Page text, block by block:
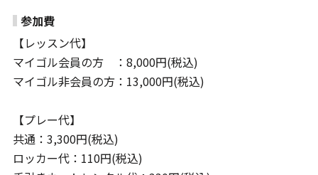
参加費
【レッスン代】
マイゴル会員の方 ：8,000円(税込)
マイゴル非会員の方：13,000円(税込)
【プレー代】
共通：3,300円(税込)
ロッカー代：110円(税込)